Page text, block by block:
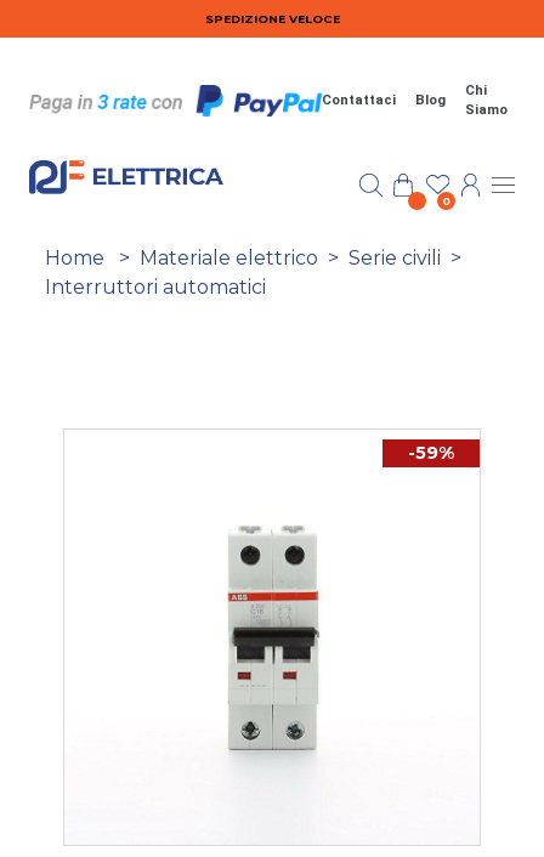
Salta al contenuto principaleSPEDIZIONE VELOCE
Contattaci Blog
Chi
Siamo
0
Home > Materiale elettrico > Serie civili >
Interruttori automatici
-59%